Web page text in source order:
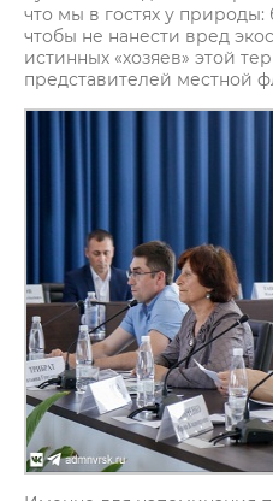
что мы в гостях у природы:
чтобы не нанести вред
истинных «хозяев» этой
представителей местной